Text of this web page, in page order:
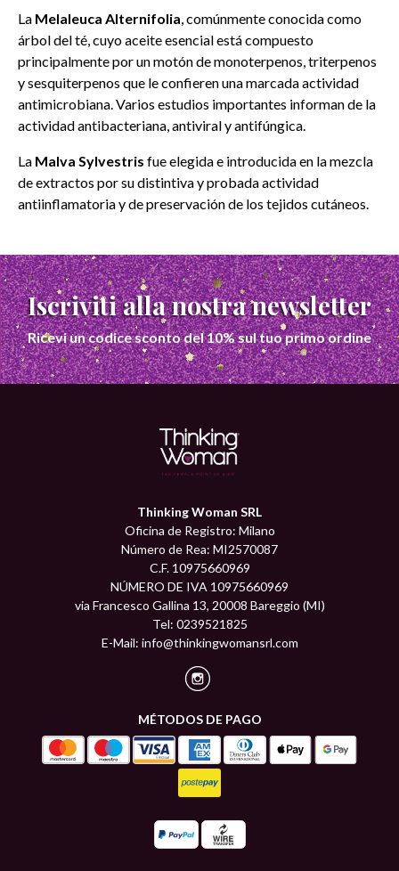
La Melaleuca Alternifolia , comúnmente conocida como
árbol del té, cuyo aceite esencial está compuesto
principalmente por un motón de monoterpenos, triterpenos
y sesquiterpenos que le confieren una marcada actividad
antimicrobiana. Varios estudios importantes informan de la
actividad antibacteriana, antiviral y antifúngica.
La Malva Sylvestris fue elegida e introducida en la mezcla
de extractos por su distintiva y probada actividad
antiinflamatoria y de preservación de los tejidos cutáneos.
Iscriviti alla nostra newsletter
Ricevi un codice sconto del 10% sul tuo primo ordine
Thinking Woman SRL
Oficina de Registro: Milano
Número de Rea: MI2570087
C.F. 10975660969
NÚMERO DE IVA 10975660969
via Francesco Gallina 13, 20008 Bareggio (MI)
Tel: 0239521825
E-Mail: info@thinkingwomansrl.com
MÉTODOS DE PAGO